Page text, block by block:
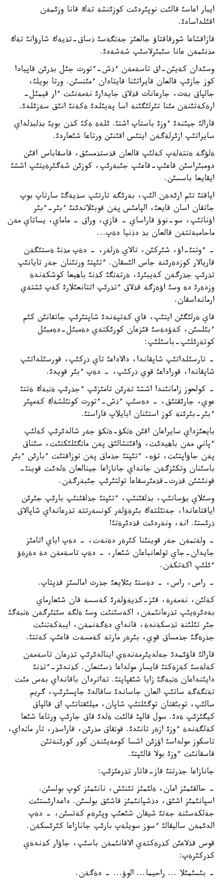
ايبار اعاسئ قالئث نوپئردئث كوزئنشة تةك قانا وزئمةن
اقئلداسادئ.
قازاقشاعا شورقاقتاؤ جالعئز جةثگةسئ ذساق-تذيةك شارؤانئ تةك
مذنئمةن عانا سئبئرلاسئپ شةشةدئ.
وسئدان كةيئن-اق تاسةمةن ءذش-ءتورت جئل بذرئن قاپيادا
كوز جازئپ قالعان قايراتئنا قايتادان ءمئنسئن. ورتا بويلئ،
جالپاق بةت، جارعانات قذلاق جايدارئ نةمةنئث ءار قيمئل-
ارةكةتئنةن مئنا تئرلئگئنة اسا پةيئلدئ ةكةنئ انئق سةزئلدئ.
قارالئ جيئندئ ءوزئ باستاپ اشتئ. ئلةة ةكئ كذن بويئ بذلبذلداي
سايراتئپ ازئرلةگةن ايتئس اقئنئن ورتاعا شئعاردئ.
ةلؤگة ةنتةلةپ كةلئپ قالعان قذستذمسئق، قاسقاباس اقئن
دومبئراسئن قاعئپ-قاعئپ جئبةرئپ، كوزئن شةگئرةيتئپ اششئ
ايقايعا باسسئن.
اياقتئ تئم ارئدةن الئپ، بةرئگة تارتئپ سذيةگئ سارتاپ بوپ
جاتقان اسان قايعئ، الپامئس پةن قوبئلاندئنئ ءبئر-ءبئر
اؤناتئپ، سو-نوؤ قاراساي - قازي، وراق - ماماي، يساتاي مةن
ماحامبةتتةن قالعان بذ دذنيا دةپ...
- ءوتتئ-اؤ، شئركئن، تالاي ةرلةر، - دةپ مذنئ ةستئگةن
قاريالار كوزدةرئنة جاس الئسقان. ءتئپتئ ورنئنان جةر تايانئپ
تذرئپ جذرگةن كةيبئرئ، ةرتةثگئ كذنئ باهيعا كوشكةندة
وزدةرئ دة وسئ اؤةزگة قذلاق ءتذرئپ اتتانعئلارئ كةپ ئشتةي
ارمانداسقان.
قاي ةرلئگئن ايتئپ، قاي كةتپةندئ شاپتئرئپ جاتقانئن كئم
ءبئلسئن، كةؤدةسئ قئزعان كورئكتةي دةمبئل-دةمبئل
كوتةرئلئپ-باسئلئپ:
- تارسئلداتئپ شاپقاندا، دالاداعئ تاي ذركئپ، قورسئلداتئپ
شاپقاندا، قوراداعئ قوي ذركئپ، - دةپ ءبئر قويدئ.
- كولحوز زامانئندا اششئ تةرئن تامئزئپ ءجذرئپ ةثبةك ةتتئ
عوي، جارئقتئق، - دةسئپ ءذش-ءتورت كوثئلشةك كةمپئر
ءبئر-بئرئنة كوز استئنان ابايلاپ قاراستئ.
بايعئزداي سايراعان اقئن ةثكؤ-ةثكؤ جةر شالدئرئپ كةلئپ
ءپاني مةن باهيدئث، ؤاقئتشالئق پةن ماثگئلئكتئث، سئناق
پةن جاؤاپتئث، تؤه، ءتئپتئ جذماق پةن توزاقتئث ءبارئن ءبئر
باسئنان وتكئزگةن جانداي جانازاعا جينالعان ةلدئث قوينئ-
قونئشئن قذرت-قذمئرسقاعا تولتئرئپ جئبةرگةن.
وسئلاي بؤسانئپ، بذلقئنئپ، ءتئپتئ جذلقئنئپ بارئپ جئرئن
اياقتاعاندا، جةثئلتةك بئرةؤلةر كونسةرتتة تذرعانداي شاپالاق
ذرئستئ. انة، ونةردئث قذدئرةتئ!
- ولةثمةن جةر قوينئنا كئرةر دةنةث، - دةپ اباي اتامئز
جايدان-جاي تولعانباعان شئعار، - دةپ تاسةمةن دة دةرةؤ
ءئلئپ اكةتكةن.
- راس، راس، - دةستئ بئلايعئ جذرت امالسئز قذپتاپ.
كةلئن، نةمةرة، قئز-كذيةؤلةرئ كةسسة قان شئعارماي
بةدئرةيئپ تذرعانئمةن، اكةسئنئث وسئ ةلگة سئثئرگةن ةثبةگئ
جئر تئلئنة تذسكةندة، قانداي دةگةنمةن، ايبةكةثنئث
جذرةگئ جذمساق قوي، بئرةر مارتة كةمسةث قاعئپ كةتتئ.
قارالئ قاؤئمدئ جةلديئرمةندةي اينالدئرئپ تذرعان تاسةمةن
كةلةسئ كةزةكتئ قايسار مولداعا ذسئنعان. كذندئز-ءتذنئ
دايئنداعان ةثبةگئ زايا شئقپاپتئ. تةاتردان باقانداي بةس مئث
تةثگةگة ساتئپ العان جاساندئ ساقالدئ جاپسئرئپ، گريم
سالئپ، توبئقتان توگئلتئپ شاپان، ميلئقتاتئپ اق قالپاق
كيگئزئپ ةدئ. سول قالپئ قالئث ةلدئ قاق جارئپ ورتاعا شئعا
كةلگةندة ءوزئ ازةر تانئدئ. قوثقاق مذرئن، قاراسذر، تار ماثداي،
تاسكوز مولداسئ اؤزئن اشسا كومةيئنةن كور كورئنةتئن
قاسقانئث ءوزئ بولا قالئپتئ.
جانازاعا جذرتتئ قاز-قاتار تذرعئزئپ:
- حالقئمئز امان، ةلئمئز تئنئش، نانئمئز كوپ بولسئن.
اسپانئمئز اشئق، دذشپانئمئز قاشئق بولسئن. داعدارئستئث
جةلكةسئنة جةتئ شيقان شئعئپ وپئرةم كةتسئن، - دةپ
الدئمةن ساليقالئ ءسوز سويلةپ بارئپ جانازاعا كئرئسكةن.
قوس قذلاعئن كذرةكتةي الاقانئمةن باسئپ، جاؤار كذندةي
كذركئرةپ:
- بئسئمئلا ... راحيما... الوؤ... - دةگةن.